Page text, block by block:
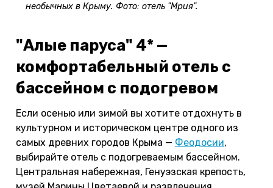
необычных в Крыму. Фото: отель "Мрия".
"Алые паруса" 4* —
комфортабельный отель с
бассейном с подогревом
Если осенью или зимой вы хотите отдохнуть в
культурном и историческом центре одного из
самых древних городов Крыма — Феодосии,
выбирайте отель с подогреваемым бассейном.
Центральная набережная, Генуэзская крепость,